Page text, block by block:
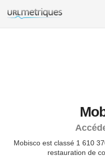
Mobisco est classé 1 610
restauration de